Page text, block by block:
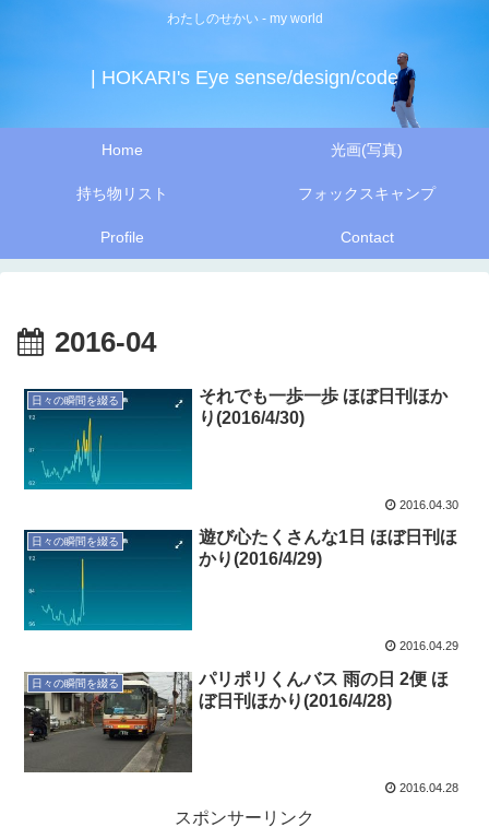
わたしのせかい - my world
| HOKARI's Eye sense/design/code
Home 光画(写真)
持ち物リスト フォックスキャンプ
Profile Contact
2016-04
日々の瞬間を綴る
それでも一歩一歩 ほぼ日刊ほか
り(2016/4/30)
2016.04.30
日々の瞬間を綴る
遊び心たくさんな1日 ほぼ日刊ほ
かり(2016/4/29)
2016.04.29
日々の瞬間を綴る
パリポリくんバス 雨の日 2便 ほ
ぼ日刊ほかり(2016/4/28)
2016.04.28
スポンサーリンク